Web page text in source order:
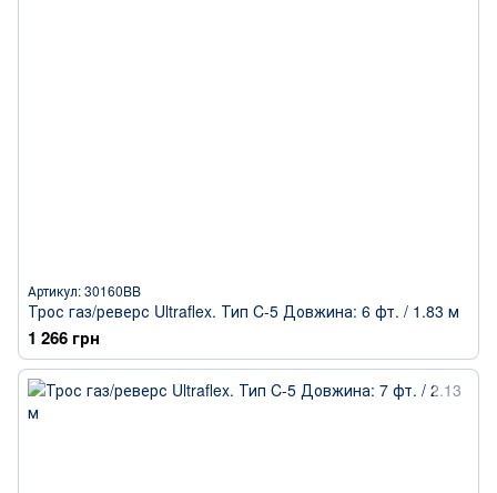
Артикул: 30160BB
Трос газ/реверс Ultraflex. Тип C-5 Довжина: 6 фт. / 1.83 м
1 266 грн